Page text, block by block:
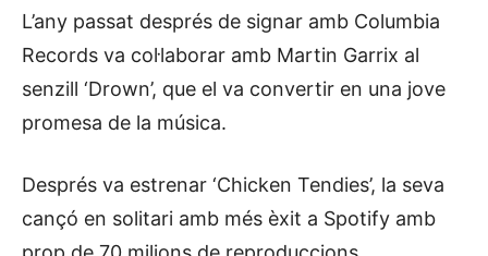
L’any passat després de signar amb Columbia
Records va col·laborar amb Martin Garrix al
senzill ‘Drown’, que el va convertir en una jove
promesa de la música.
Després va estrenar ‘Chicken Tendies’, la seva
cançó en solitari amb més èxit a Spotify amb